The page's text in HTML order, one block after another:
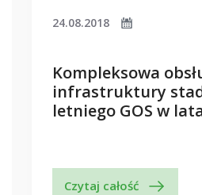
24.08.2018
Kompleksowa
infrastruktury
letniego GOS w
Czytaj całość